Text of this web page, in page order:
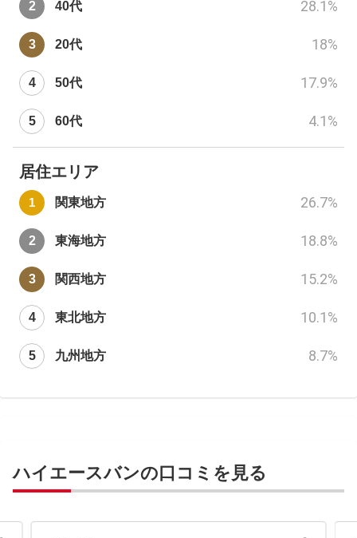
40代 28.1%
20代 18%
50代 17.9%
60代 4.1%
居住エリア
関東地方 26.7%
東海地方 18.8%
関西地方 15.2%
東北地方 10.1%
九州地方 8.7%
ハイエースバンの口コミを見る